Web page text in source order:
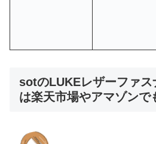
sotのLUKEレザーファス
は楽天市場やアマゾンで